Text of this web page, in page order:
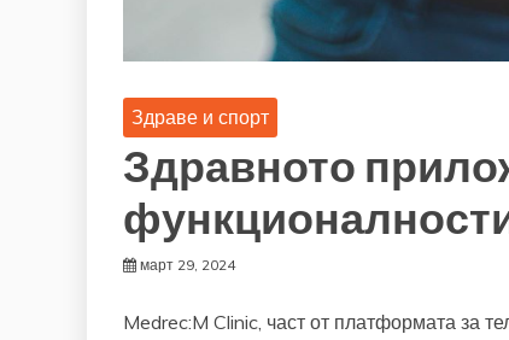
Здраве и спорт
Здравното
март 29, 2024
Medrec:M Clinic, част от платформата за